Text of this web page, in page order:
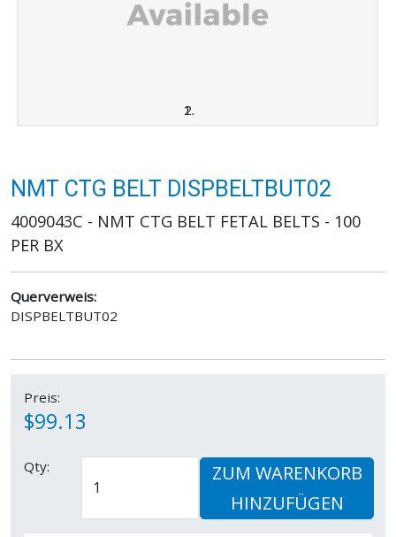
NMT CTG BELT DISPBELTBUT02
4009043C - NMT CTG BELT FETAL BELTS - 100
PER BX
Querverweis:
DISPBELTBUT02
Preis:
$99.13
Qty:
ZUM WARENKORB
HINZUFÜGEN